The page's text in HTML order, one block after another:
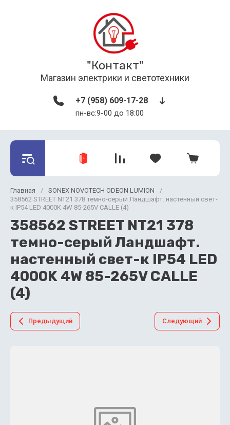
"Контакт"
Магазин электрики и светотехники
+7 (958) 609-17-28
пн-вс:9-00 до 18:00
Главная / SONEX NOVOTECH ODEON LUMION
/
358562 STREET NT21 378 темно-серый Ландшафт. настенный свет-
к IP54 LED 4000K 4W 85-265V CALLE (4)
358562 STREET NT21 378
темно-серый Ландшафт.
настенный свет-к IP54 LED
4000K 4W 85-265V CALLE
(4)
Предыдущий Следующий